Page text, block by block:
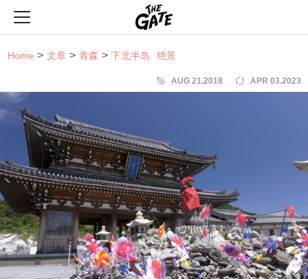
Home 文章 青森 下北半岛 绝景
AUG 21.2018 APR 03.2023